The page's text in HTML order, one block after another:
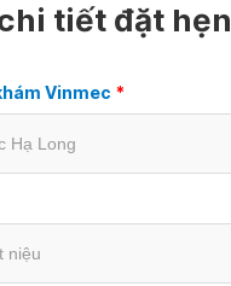
tiết đặt hẹn
Vinmec *